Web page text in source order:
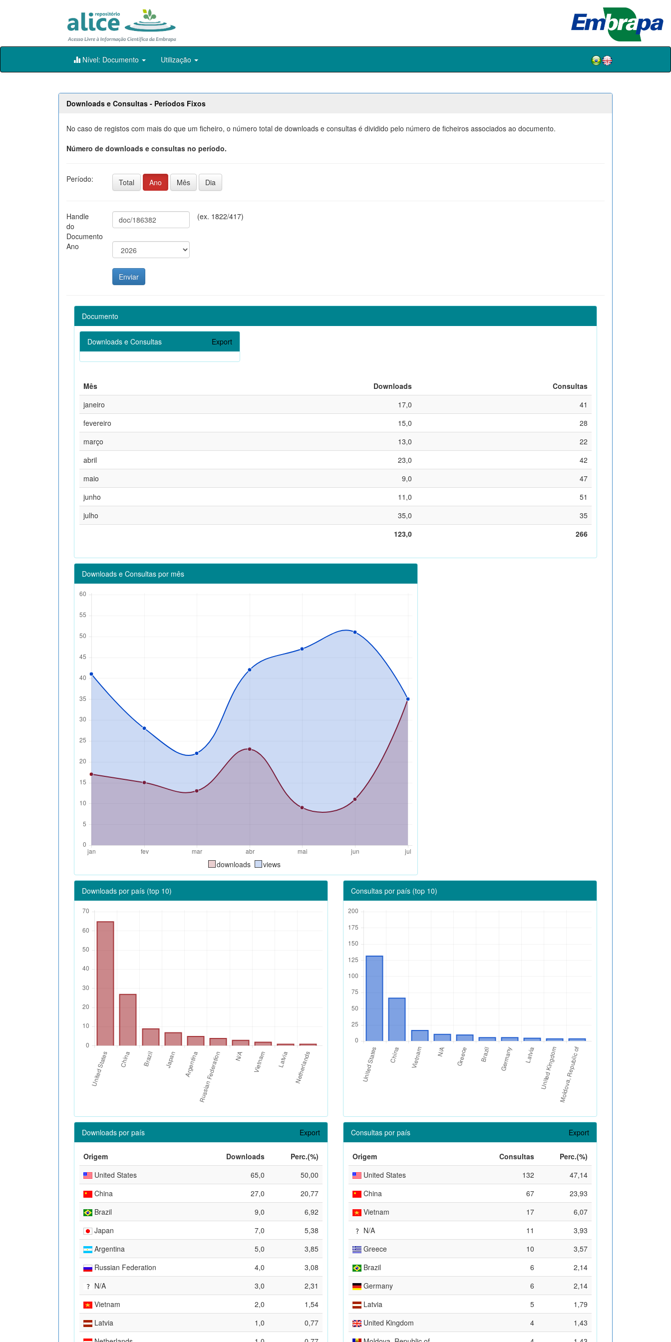
Skip
Nível: Documento Utilização
Downloads e Consultas - Períodos Fixos
No caso de registos com mais do que um ficheiro, o número total de downloads e consultas é dividido pelo número de ficheiros associados ao documento.
Número de downloads e consultas no período.
Período: Total Ano Mês Dia
Handle
do
Documento
(ex. 1822/417)
Ano
Documento
Downloads e Consultas Export
Mês Downloads
Consultas
janeiro
17,0
41
fevereiro
15,0
28
março
13,0
22
abril
23,0
42
maio
9,0
47
junho
11,0
51
julho
35,0
35
123,0
266
Downloads e Consultas por mês
downloads views
Downloads por país (top 10) Consultas por país (top 10)
Downloads por país Export
Origem Downloads
Perc.(%)
United States
65,0
50,00
China
27,0
20,77
Brazil
9,0
6,92
Japan
7,0
5,38
Argentina
5,0
3,85
Russian Federation
4,0
3,08
N/A
3,0
2,31
Vietnam
2,0
1,54
Latvia
1,0
0,77
Consultas por país Export
Origem Consultas
Perc.(%)
United States
132
47,14
China
67
23,93
Vietnam
17
6,07
N/A
11
3,93
Greece
10
3,57
Brazil
6
2,14
Germany
6
2,14
Latvia
5
1,79
United Kingdom
4
1,43